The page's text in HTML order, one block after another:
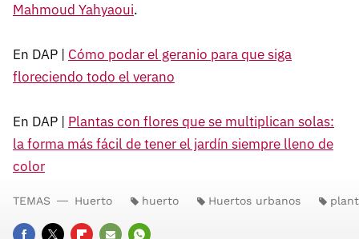
Mahmoud Yahyaoui.
En DAP | Cómo podar el geranio para que siga
floreciendo todo el verano
En DAP | Plantas con flores que se multiplican solas:
la forma más fácil de tener el jardín siempre lleno de
color
TEMAS Huerto huerto Huertos urbanos